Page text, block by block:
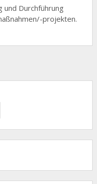
und Durchführung
projekten.